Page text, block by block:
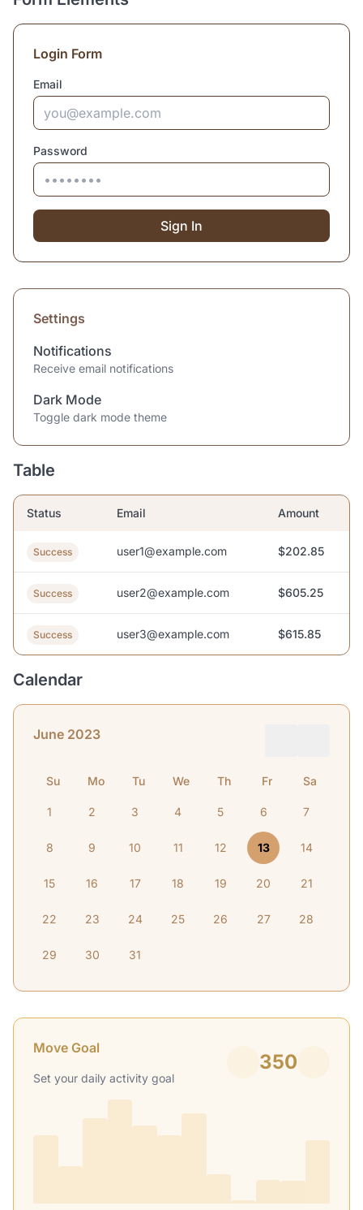
Login Form
Email
Password
Sign In
Settings
Notifications
Receive email notifications
Dark Mode
Toggle dark mode theme
Table
Status Email Amount
Success user1@example.com $202.85
Success user2@example.com $605.25
Success user3@example.com $615.85
Calendar
June 2023
Su Mo Tu We Th Fr Sa
1 2 3 4 5 6 7
8 9 10 11 12 13 14
15 16 17 18 19 20 21
22 23 24 25 26 27 28
29 30 31
Move Goal
Set your daily activity goal
350